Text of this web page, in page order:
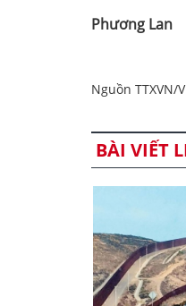
Phương Lan
Nguồn TTXVN/
BÀI VIẾT